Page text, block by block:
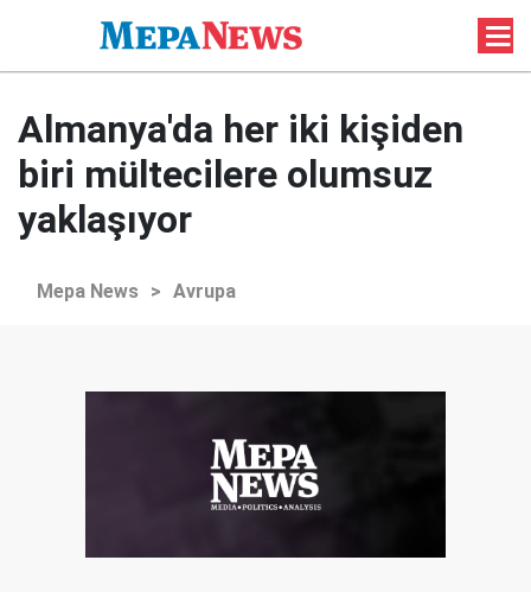
Almanya'da her iki kişiden
biri mültecilere olumsuz
yaklaşıyor
Mepa News > Avrupa